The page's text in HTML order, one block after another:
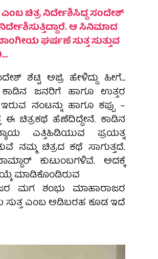
ಚಿತ್ರ ನಿರ್ದೇಶಿಸಿದ್ದ ಸಂದೇಶ್
ಆ ಸಿನಿಮಾದ
ಘರ್ಷಣೆ ಸುತ್ತ ಸುತ್ತುವ
ಶೆಟ್ಟಿ ಅಜ್ರಿ ಹೇಳಿದ್ದು ಹೀಗೆ…
ಕಾಡಿನ ಜನರಿಗೆ ಹಾಗೂ ಉತ್ತರ
ನಂಟನ್ನು ‌ಹಾಗೂ ಕಪ್ಪು –
ಚಿತ್ರಕಥೆ ಹೆಣೆದಿದ್ದೇನೆ. ಕಾಡಿನ‌
ಎತ್ತಿ‌ಹಿಡಿಯುವ ಪ್ರಯತ್ನ
ನಮ್ಮ ಚಿತ್ರದ ಕಥೆ ಸಾಗುತ್ತದೆ.
ಕುಟುಂಬಗಳಿವೆ. ಅದಕ್ಕೆ
ಮಾಡಿಕೊಂಡಿರುವ
ಮಗ ಶಂಭು ಮಾಹಾರಾಜರ
ಸುತ್ತ ಎಂಬ ‌ಅಡಿಬರಹ ಕೂಡ ಇದೆ